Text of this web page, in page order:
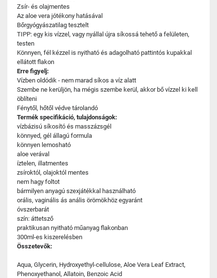
Zsír- és olajmentes
Az aloe vera jótékony hatásával
Bőrgyógyászatilag tesztelt
TIPP: egy kis vízzel, vagy nyállal újra síkossá tehető a felületen,
testen
Könnyen, fél kézzel is nyitható és adagolható pattintós kupakkal
ellátott flakon
Erre figyelj:
Vízben oldódik - nem marad síkos a víz alatt
Szembe ne kerüljön, ha mégis szembe kerül, akkor bő vízzel ki kell
öblíteni
Fénytől, hőtől védve tárolandó
Termék specifikáció, tulajdonságok:
vízbázisú síkosító és masszázsgél
könnyed, gél állagú formula
könnyen lemosható
aloe verával
íztelen, illatmentes
zsíroktól, olajoktól mentes
nem hagy foltot
bármilyen anyagú szexjátékkal használható
orális, vaginális ás anális örömökhöz egyaránt
óvszerbarát
szín: áttetsző
praktikusan nyitható műanyag flakonban
300ml-es kiszerelésben
Összetevők:
Aqua, Glycerin, Hydroxyethyl-cellulose, Aloe Vera Leaf Extract,
Phenoxyethanol, Allatoin, Benzoic Acid